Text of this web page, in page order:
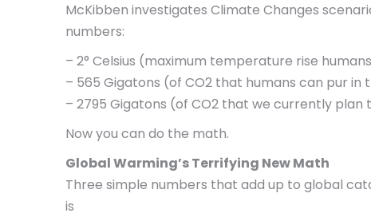
McKibben investigates Climate Changes
numbers:
– 2° Celsius (maximum temperature rise
– 565 Gigatons (of CO2 that humans can pur
– 2795 Gigatons (of CO2 that we currently plan
Now you can do the math.
Global Warming’s Terrifying New Math
Three simple numbers that add up to global
is